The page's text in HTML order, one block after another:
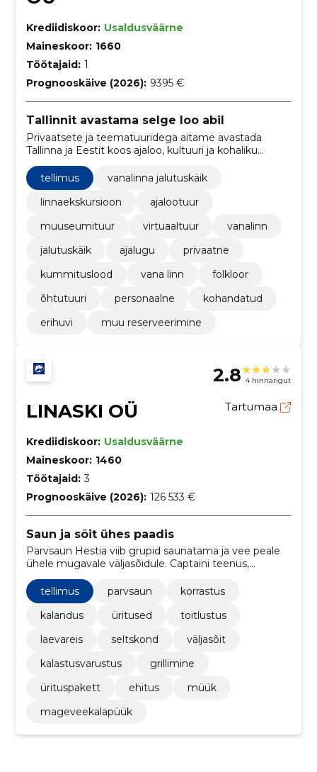
Krediidiskoor: Usaldusväärne
Maineskoor: 1660
Töötajaid: 1
Prognooskäive (2026): 9395 €
Tallinnit avastama selge loo abil
Privaatsete ja teematuuridega aitame avastada
Tallinna ja Eestit koos ajaloo, kultuuri ja kohaliku
rühmadele kui ka kohalikele.
tellimus
vanalinna jalutuskäik
linnaekskursioon
ajalootuur
muuseumituur
virtuaaltuur
vanalinn
jalutuskäik
ajalugu
privaatne
kummituslood
vana linn
folkloor
õhtutuuri
personaalne
kohandatud
erihuvi
muu reserveerimine
2.8 4 hinnangut
LINASKI OÜ Tartumaa
Krediidiskoor: Usaldusväärne
Maineskoor: 1460
Töötajaid: 3
Prognooskäive (2026): 126 533 €
Saun ja sõit ühes paadis
Parvsaun Hestia viib grupid saunatama ja vee peale
ühele mugavale väljasõidule. Captaini teenus,
soojendatud saun ja lisavalikud teevad retke lihtsaks
ja mõnusaks.
tellimus parvsaun
korrastus
kalandus
üritused
toitlustus
laevareis
seltskond
väljasõit
kalastusvarustus
grillimine
ürituspakett
ehitus
müük
mageveekalapüük